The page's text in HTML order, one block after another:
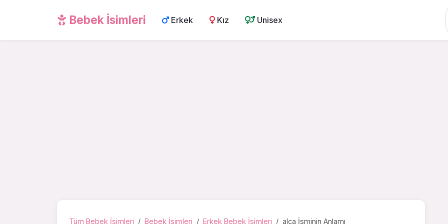
Bebek İsimleri Erkek Kız Unisex
Tüm Bebek İsimleri Bebek İsimleri Erkek Bebek İsimleri alca İsminin Anlamı